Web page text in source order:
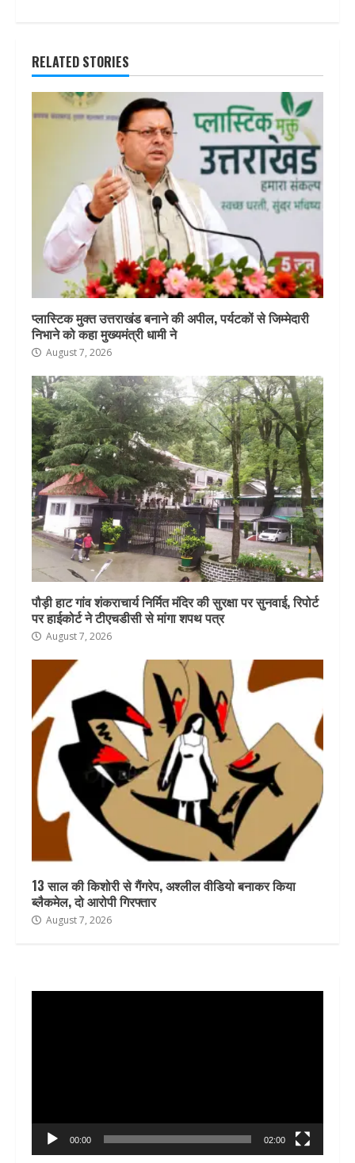
RELATED STORIES
प्लास्टिक मुक्त उत्तराखंड बनाने की अपील, पर्यटकों से जिम्मेदारी
निभाने को कहा मुख्यमंत्री धामी ने
August 7, 2026
पौड़ी हाट गांव शंकराचार्य निर्मित मंदिर की सुरक्षा पर सुनवाई, रिपोर्ट
पर हाईकोर्ट ने टीएचडीसी से मांगा शपथ पत्र
August 7, 2026
13 साल की किशोरी से गैंगरेप, अश्लील वीडियो बनाकर किया
ब्लैकमेल, दो आरोपी गिरफ्तार
August 7, 2026
00:00 02:00